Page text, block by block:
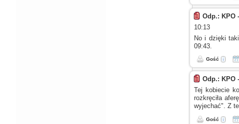
Odp.: KPO
10:13
Noi dzięki
09:43.
Gość
Odp.: KPO
Tej kobiecie
rozkręciła aferę
wyjechać". Z
Gość